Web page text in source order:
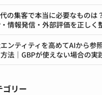
の集客で本当に必要なものは
情報発信・外部評価を正しく
ンティティを高めてAIから参
法｜GBPが使えない場合の実
ゴリー